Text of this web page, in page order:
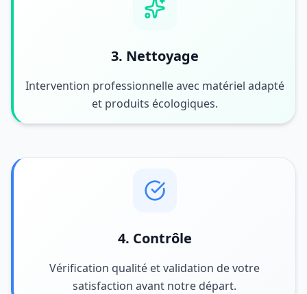
3. Nettoyage
Intervention professionnelle avec matériel adapté
et produits écologiques.
4. Contrôle
Vérification qualité et validation de votre
satisfaction avant notre départ.